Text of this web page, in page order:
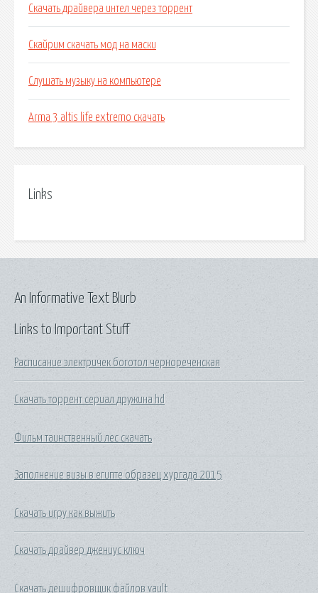
Скачать драйвера интел через торрент
Скайрим скачать мод на маски
Слушать музыку на компьютере
Arma 3 altis life extremo скачать
Links
Links to Important Stuff
Расписание электричек боготол чернореченская
Скачать торрент сериал дружина hd
Фильм таинственный лес скачать
Заполнение визы в египте образец хургада 2015
Скачать игру как выжить
Скачать драйвер джениус ключ
Скачать дешифровщик файлов vault
An Informative Text Blurb